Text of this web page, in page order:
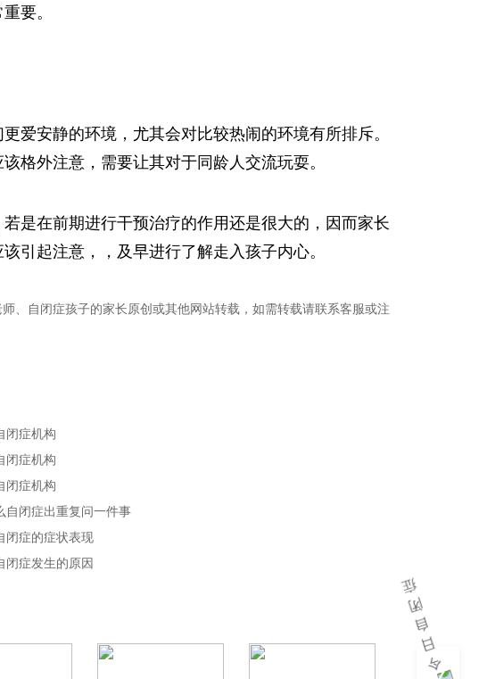
要。
爱安静的环境，尤其会对比较热闹的环境有所排斥。
格外注意，需要让其对于同龄人交流玩耍。
是在前期进行干预治疗的作用还是很大的，因而家长
引起注意，，及早进行了解走入孩子内心。
、自闭症孩子的家长原创或其他网站转载，如需转载请联系客服或注
闭症机构
闭症机构
闭症机构
自闭症出重复问一件事
闭症的症状表现
闭症发生的原因